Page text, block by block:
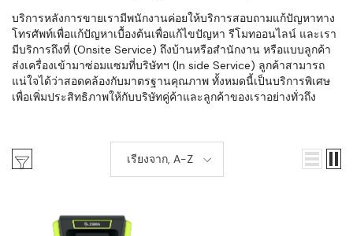
บริการหลังการขายเรามีพนักงานค่อยให้บริการสอบถามแก้ปัญหาทาง
โทรศัพท์เพื่อแก้ปัญหาเบื้องต้นเพื่อแก้ไขปัญหา รีโมทออนไลน์ และเรา
มีบริการถึงที่ (Onsite Service) ถึงบ้านหรือสำนักงาน หรือแบบลูกค้า
ส่งเครื่องเข้ามาซ่อมแซมที่บริษัทฯ (In side Service) ลูกค้าสามารถ
แน่ใจได้ว่าสอดคล้องกับมาตรฐานคุณภาพ ทั้งหมดนี้เป็นบริการพิเศษ
เพื่อเพิ่มประสิทธิภาพให้กับบริษัทคู่ค้าและลูกค้าของเราอย่างทั่วถึง
เรียงจาก, A-Z